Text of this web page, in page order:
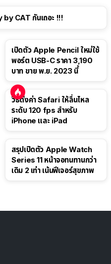
by CAT กันเถอะ !!!
เปิดตัว Apple Pencil ใหม่ใช้
พอร์ต USB-C ราคา 3,190
บาท ขาย พ.ย. 2023 นี้
วิธีตั้งค่า Safari ให้ลื่นไหล
ระดับ 120 fps สำหรับ
iPhone และ iPad
สรุปเปิดตัว Apple Watch
Series 11 หน้าจอทนทานกว่า
เดิม 2 เท่า เน้นฟีเจอร์สุขภาพ